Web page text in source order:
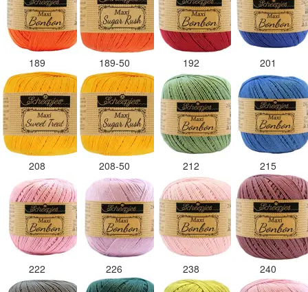
189 189-50 192 201
208 208-50 212 215
222 226 238 240